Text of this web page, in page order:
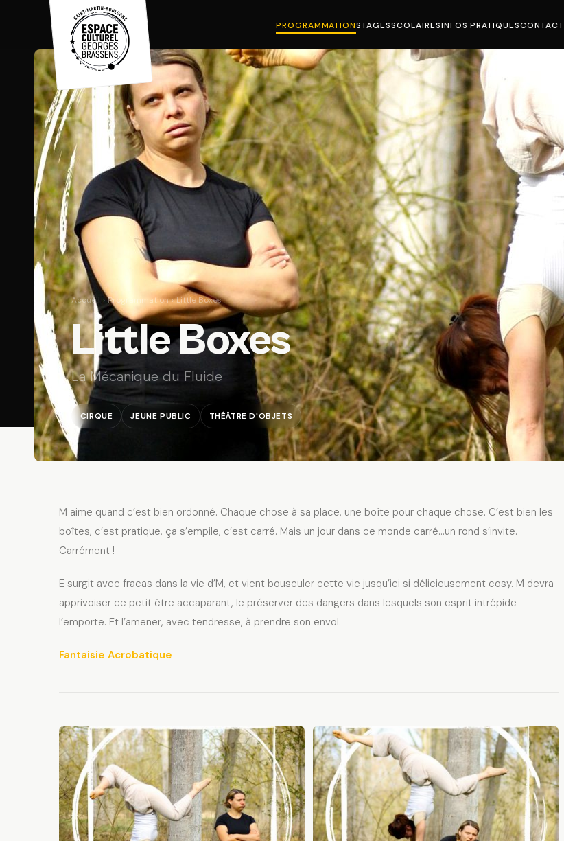
PROGRAMMATIONSTAGESSCOLAIRESINFOS PRATIQUESCONTACT
Accueil › Programmation › Little Boxes
Little Boxes
La Mécanique du Fluide
CIRQUE JEUNE PUBLIC THÉÂTRE D'OBJETS
M aime quand c’est bien ordonné. Chaque chose à sa place, une boîte pour chaque chose. C’est bien les
boîtes, c’est pratique, ça s’empile, c’est carré. Mais un jour dans ce monde carré…un rond s’invite.
Carrément !
E surgit avec fracas dans la vie d’M, et vient bousculer cette vie jusqu’ici si délicieusement cosy. M devra
apprivoiser ce petit être accaparant, le préserver des dangers dans lesquels son esprit intrépide
l’emporte. Et l’amener, avec tendresse, à prendre son envol.
Fantaisie Acrobatique